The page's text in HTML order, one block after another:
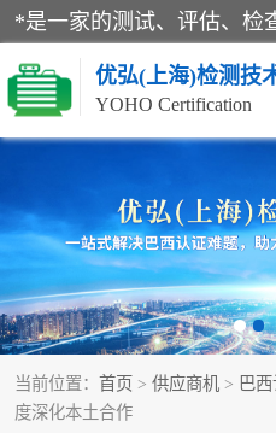
优弘(上海)检测技
YOHO Certification
当前位置： 首页 > 供应商机 > 巴
度深化本土合作
RECYCLASS认证
NR12认证
ART认证
巴西认证